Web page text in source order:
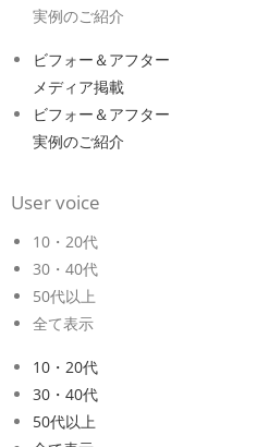
実例のご紹介
ビフォー＆アフター
メディア掲載
ビフォー＆アフター
実例のご紹介
User voice
10・20代
30・40代
50代以上
全て表示
10・20代
30・40代
50代以上